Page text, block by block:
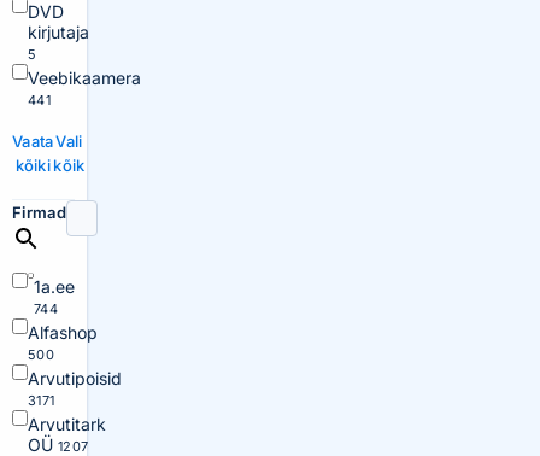
DVD
kirjutaja
5
Veebikaamera
441
Vaata
kõiki
Vali
kõik
Firmad
1a.ee
744
Alfashop
500
Arvutipoisid
3171
Arvutitark
OÜ 1207